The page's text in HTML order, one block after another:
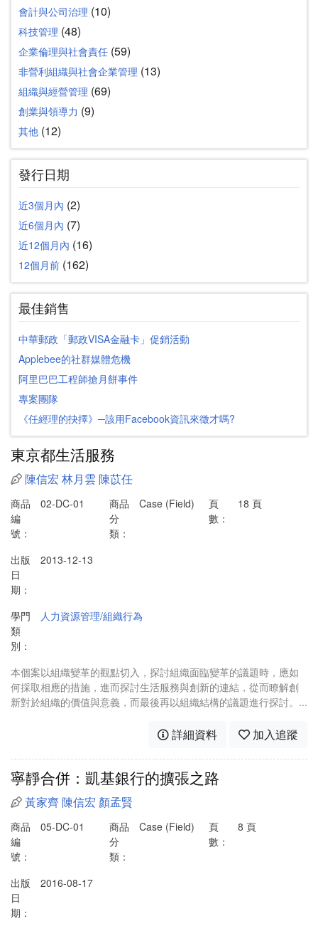
會計與公司治理 (10)
科技管理 (48)
企業倫理與社會責任 (59)
非營利組織與社會企業管理 (13)
組織與經營管理 (69)
創業與領導力 (9)
其他 (12)
發行日期
近3個月內 (2)
近6個月內 (7)
近12個月內 (16)
12個月前 (162)
最佳銷售
中華郵政「郵政VISA金融卡」促銷活動
Applebee的社群媒體危機
阿里巴巴工程師搶月餅事件
專案團隊
《任經理的抉擇》─該用Facebook資訊來徵才嗎?
東京都生活服務
陳信宏 林月雲 陳苡任
商品
編
號：
02-DC-01
商品
分
類：
Case (Field)
頁
數：
18 頁
出版
日
期：
2013-12-13
學門
類
別：
人力資源管理/組織行為
本個案以組織變革的觀點切入，探討組織面臨變革的議題時，應如
何採取相應的措施，進而探討生活服務與創新的連結，從而瞭解創
新對於組織的價值與意義，而最後再以組織結構的議題進行探討。...
詳細資料 加入追蹤
寧靜合併：凱基銀行的擴張之路
黃家齊 陳信宏 顏孟賢
商品
編
號：
05-DC-01
商品
分
類：
Case (Field)
頁
數：
8 頁
出版
日
期：
2016-08-17